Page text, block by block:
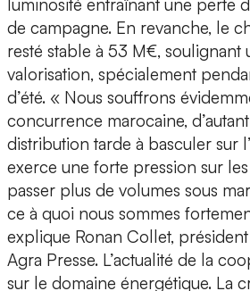
luminosité entraînant une perte
de campagne. En revanche, le
resté stable à 53 M€, soulignant
valorisation, spécialement
d’été. « Nous souffrons
concurrence marocaine,
distribution tarde à basculer sur
exerce une forte pression sur
passer plus de volumes sous
ce à quoi nous sommes
explique Ronan Collet,
Agra Presse. L’actualité de la
sur le domaine énergétique. La